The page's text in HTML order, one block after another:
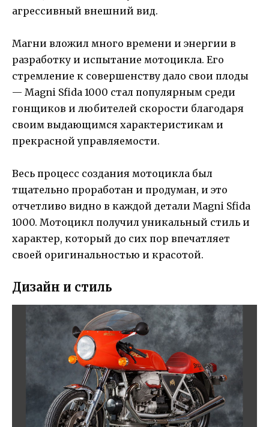
агрессивный внешний вид.
Магни вложил много времени и энергии в
разработку и испытание мотоцикла. Его
стремление к совершенству дало свои плоды
— Magni Sfida 1000 стал популярным среди
гонщиков и любителей скорости благодаря
своим выдающимся характеристикам и
прекрасной управляемости.
Весь процесс создания мотоцикла был
тщательно проработан и продуман, и это
отчетливо видно в каждой детали Magni Sfida
1000. Мотоцикл получил уникальный стиль и
характер, который до сих пор впечатляет
своей оригинальностью и красотой.
Дизайн и стиль